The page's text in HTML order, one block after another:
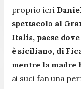
proprio ieri
spettacolo al
Italia, paese
è siciliano, di
mentre la madre
ai suoi fan una